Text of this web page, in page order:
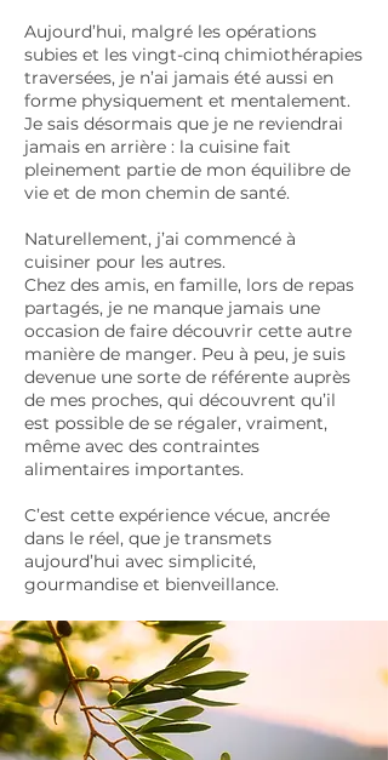
Aujourd’hui, malgré les opérations
subies et les vingt-cinq chimiothérapies
traversées, je n’ai jamais été aussi en
forme physiquement et mentalement.
Je sais désormais que je ne reviendrai
jamais en arrière : la cuisine fait
pleinement partie de mon équilibre de
vie et de mon chemin de santé.
Naturellement, j’ai commencé à
cuisiner pour les autres.
Chez des amis, en famille, lors de repas
partagés, je ne manque jamais une
occasion de faire découvrir cette autre
manière de manger. Peu à peu, je suis
devenue une sorte de référente auprès
de mes proches, qui découvrent qu’il
est possible de se régaler, vraiment,
même avec des contraintes
alimentaires importantes.
C’est cette expérience vécue, ancrée
dans le réel, que je transmets
aujourd’hui avec simplicité,
gourmandise et bienveillance.